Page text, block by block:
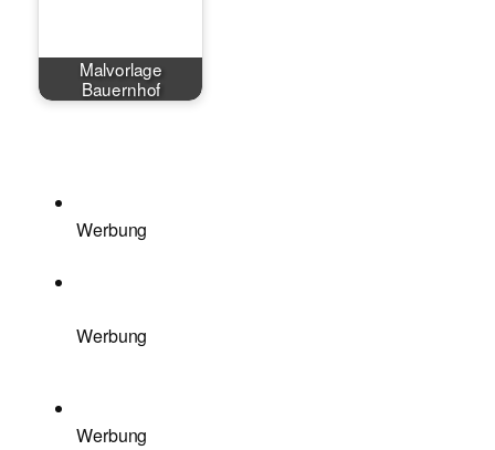
Malvorlage
Bauernhof
Werbung
Werbung
Werbung